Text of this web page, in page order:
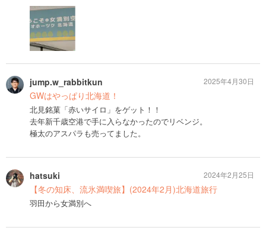
jump.w_rabbitkun
GWはやっぱり北海道！
北見銘菓「赤いサイロ」をゲット！！
去年新千歳空港で手に入らなかったのでリベンジ。
極太のアスパラも売ってました。
2025年4月30日
hatsuki
【冬の知床、流氷満喫旅】(2024年2月)北海道旅行
羽田から女満別へ
2024年2月25日